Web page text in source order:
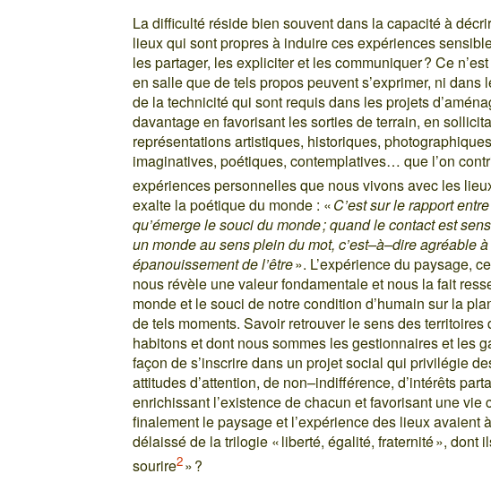
La difficulté réside bien souvent dans la capacité à
lieux qui sont propres à induire ces expériences
les partager, les expliciter et les communiquer ? Ce
en salle que de tels propos peuvent s’exprimer, ni
de la technicité qui sont requis dans les projets
davantage en favorisant les sorties de terrain, en
représentations artistiques, historiques,
imaginatives, poétiques, contemplatives… que l’on
expériences personnelles que nous vivons avec les
exalte la poétique du monde : «C’est sur le rapport
qu’émerge le souci du monde ; quand le contact est
un monde au sens plein du mot, c’est–à–dire agréable
épanouissement de l’être». L’expérience du paysage,
nous révèle une valeur fondamentale et nous la fait
monde et le souci de notre condition d’humain sur la
de tels moments. Savoir retrouver le sens des
habitons et dont nous sommes les gestionnaires et les
façon de s’inscrire dans un projet social qui privilégie
attitudes d’attention, de non–indifférence, d’intérêts
enrichissant l’existence de chacun et favorisant une vie
finalement le paysage et l’expérience des lieux avaient
délaissé de la trilogie « liberté, égalité, fraternité », dont
sourire2» ?